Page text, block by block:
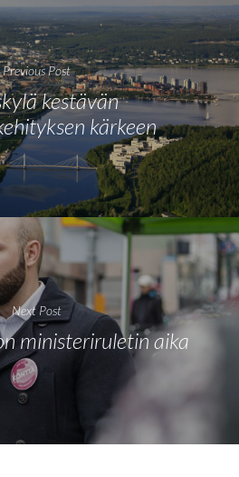
Previous Post
kestävän
kärkeen
Next Post
ministeriruletin aika